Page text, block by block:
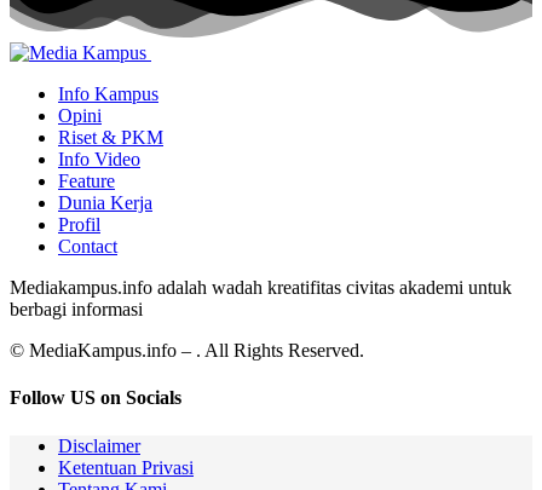
Info Kampus
Opini
Riset & PKM
Info Video
Feature
Dunia Kerja
Profil
Contact
Mediakampus.info adalah wadah kreatifitas civitas akademi untuk
berbagi informasi
© MediaKampus.info – . All Rights Reserved.
Follow US on Socials
Disclaimer
Ketentuan Privasi